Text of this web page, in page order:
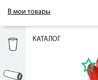
В мои товары
КАТАЛОГ